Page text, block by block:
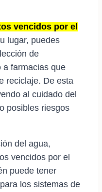
vencidos por el
lugar, puedes
de
a farmacias que
reciclaje. De esta
al cuidado del
posibles riesgos
del agua,
vencidos por el
puede tener
los sistemas de